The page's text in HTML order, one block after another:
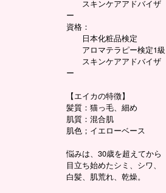
スキンケアアドバイザ
ー
資格：
日本化粧品検定
アロマテラピー検定1級
スキンケアアドバイザ
ー
【エイカの特徴】
髪質：猫っ毛、細め
肌質：混合肌
肌色；イエローベース
悩みは、30歳を超えてから
目立ち始めたシミ、シワ、
白髪、肌荒れ、乾燥。